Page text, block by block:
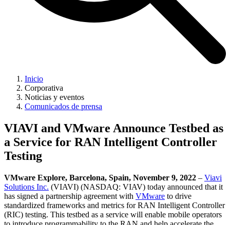
Inicio
Corporativa
Noticias y eventos
Comunicados de prensa
VIAVI and VMware Announce Testbed as
a Service for RAN Intelligent Controller
Testing
VMware Explore, Barcelona, Spain, November 9, 2022 – Viavi
Solutions Inc. (VIAVI) (NASDAQ: VIAV) today announced that it
has signed a partnership agreement with VMware to drive
standardized frameworks and metrics for RAN Intelligent Controller
(RIC) testing. This testbed as a service will enable mobile operators